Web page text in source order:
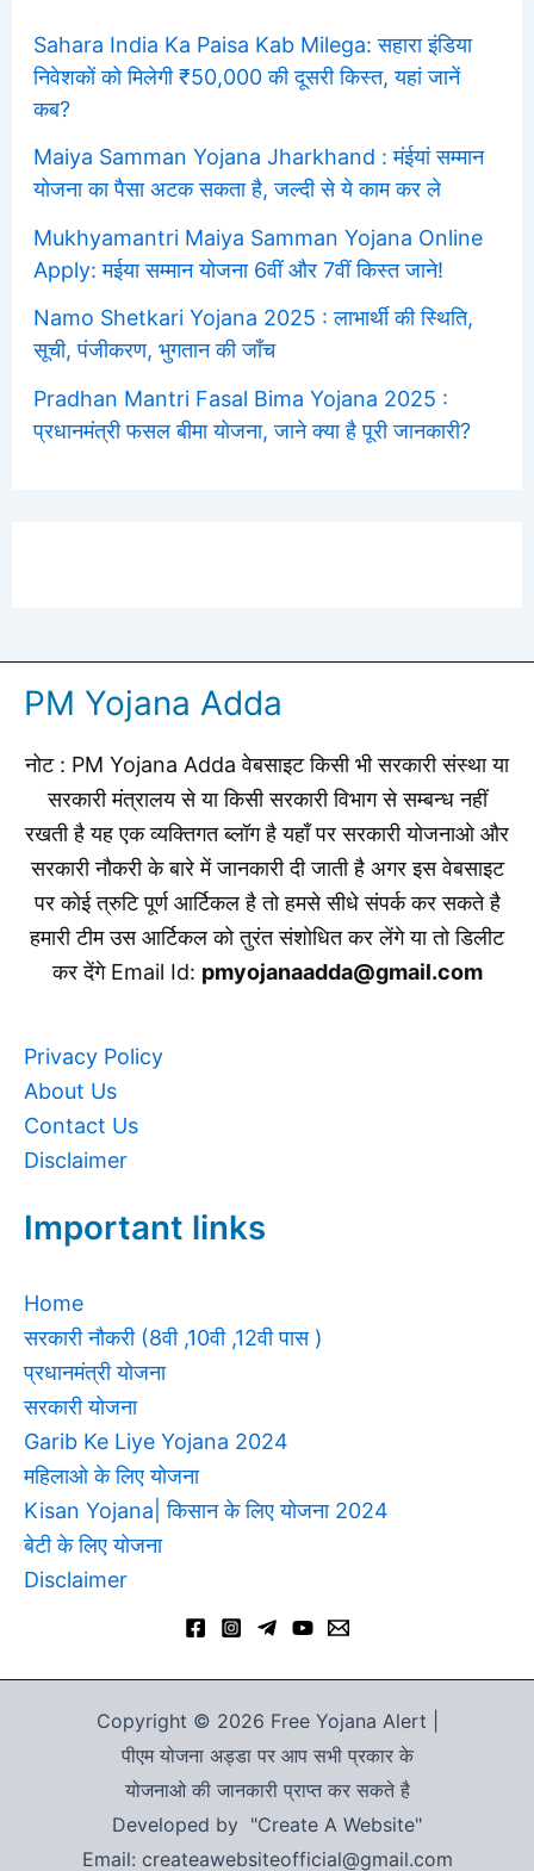
Sahara India Ka Paisa Kab Milega: सहारा इंडिया
निवेशकों को मिलेगी ₹50,000 की दूसरी किस्त, यहां जानें
कब?
Maiya Samman Yojana Jharkhand : मंईयां सम्मान
योजना का पैसा अटक सकता है, जल्दी से ये काम कर ले
Mukhyamantri Maiya Samman Yojana Online
Apply: मईया सम्मान योजना 6वीं और 7वीं किस्त जाने!
Namo Shetkari Yojana 2025 : लाभार्थी की स्थिति,
सूची, पंजीकरण, भुगतान की जाँच
Pradhan Mantri Fasal Bima Yojana 2025 :
प्रधानमंत्री फसल बीमा योजना, जाने क्या है पूरी जानकारी?
PM Yojana Adda
नोट : PM Yojana Adda वेबसाइट किसी भी सरकारी संस्था या
सरकारी मंत्रालय से या किसी सरकारी विभाग से सम्बन्ध नहीं
रखती है यह एक व्यक्तिगत ब्लॉग है यहाँ पर सरकारी योजनाओ और
सरकारी नौकरी के बारे में जानकारी दी जाती है अगर इस वेबसाइट
पर कोई त्रुटि पूर्ण आर्टिकल है तो हमसे सीधे संपर्क कर सकते है
हमारी टीम उस आर्टिकल को तुरंत संशोधित कर लेंगे या तो डिलीट
कर देंगे Email Id: pmyojanaadda@gmail.com
Privacy Policy
About Us
Contact Us
Disclaimer
Important links
Home
सरकारी नौकरी (8वी ,10वी ,12वी पास )
प्रधानमंत्री योजना
सरकारी योजना
Garib Ke Liye Yojana 2024
महिलाओ के लिए योजना
Kisan Yojana| किसान के लिए योजना 2024
बेटी के लिए योजना
Disclaimer
Copyright © 2026 Free Yojana Alert |
पीएम योजना अड्डा पर आप सभी प्रकार के
योजनाओ की जानकारी प्राप्त कर सकते है
Developed by "Create A Website"
Email: createawebsiteofficial@gmail.com